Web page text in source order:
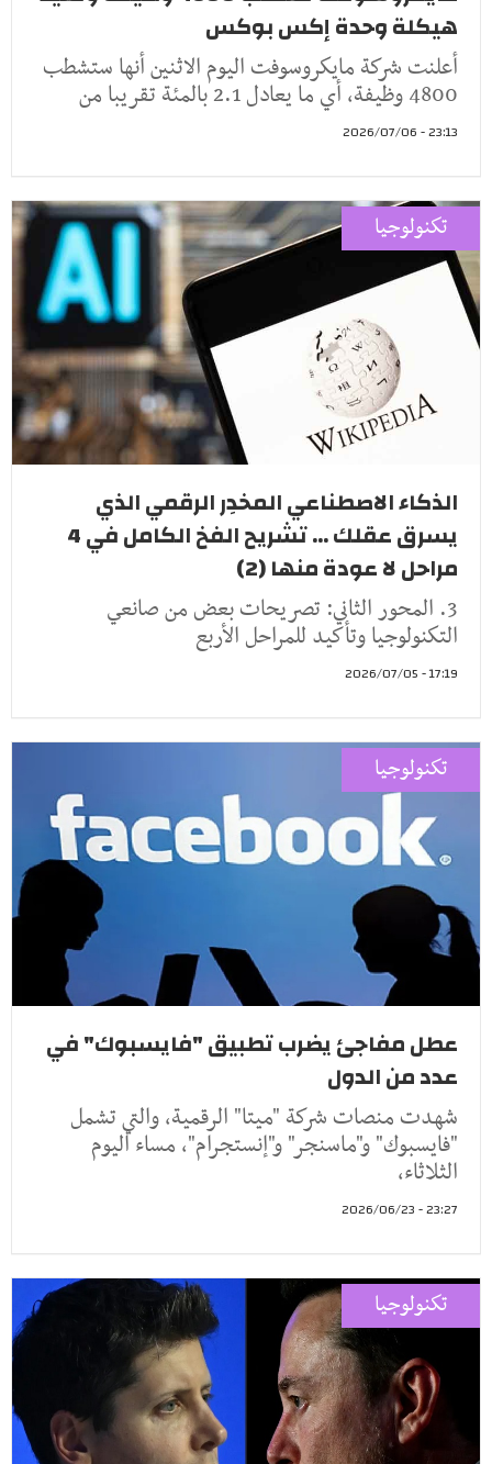
هيكلة وحدة إكس بوكس
أعلنت ⁠شركة مايكروسوفت اليوم الاثنين أنها ​ستشطب
4800 وظيفة، ​أي ما يعادل 2.1 ‌بالمئة تقريبا ‌من
23:13 - 2026/07/06
تكنولوجيا
الذكاء الاصطناعي المخدِر الرقمي الذي
يسرق عقلك ... تشريح الفخ الكامل في 4
مراحل لا عودة منها (2)
3. المحور الثاني: تصريحات بعض من صانعي
التكنولوجيا وتأكيد للمراحل الأربع
17:19 - 2026/07/05
تكنولوجيا
عطل مفاجئ يضرب تطبيق "فايسبوك" في
عدد من الدول
شهدت منصات شركة "ميتا" الرقمية، والتي تشمل
"فايسبوك" و"ماسنجر" و"إنستجرام"، مساء اليوم
الثلاثاء،
23:27 - 2026/06/23
تكنولوجيا